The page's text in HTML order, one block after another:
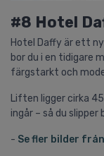
#8 Hotel
Hotel Daffy är ett
bor du i en tidigare
färgstarkt och
Liften ligger cirka
ingår – så du
- Se fler bilder